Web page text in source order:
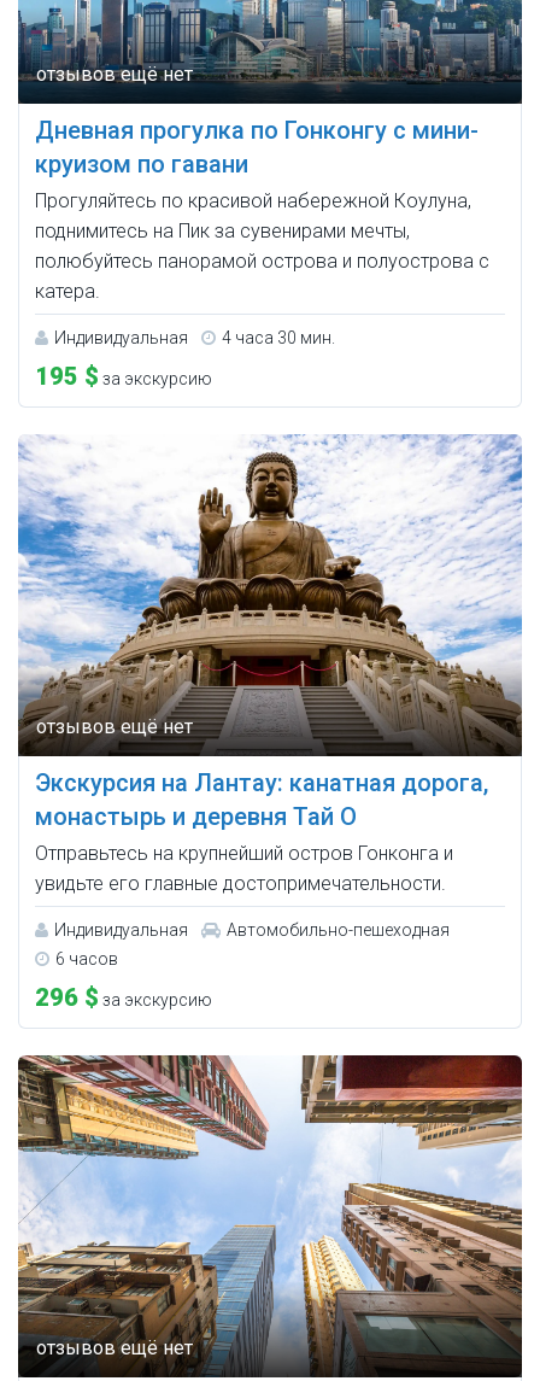
Дневная прогулка по Гонконгу с мини-
круизом по гавани
Прогуляйтесь по красивой набережной Коулуна,
поднимитесь на Пик за сувенирами мечты,
полюбуйтесь панорамой острова и полуострова с
катера.
Индивидуальная 4 часа 30 мин.
195 $ за экскурсию
Экскурсия на Лантау: канатная дорога,
монастырь и деревня Тай О
Отправьтесь на крупнейший остров Гонконга и
увидьте его главные достопримечательности.
Индивидуальная
Автомобильно-пешеходная
6 часов
296 $ за экскурсию